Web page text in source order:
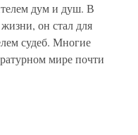
дум и душ. В
он стал для
судеб. Многие
мире почти